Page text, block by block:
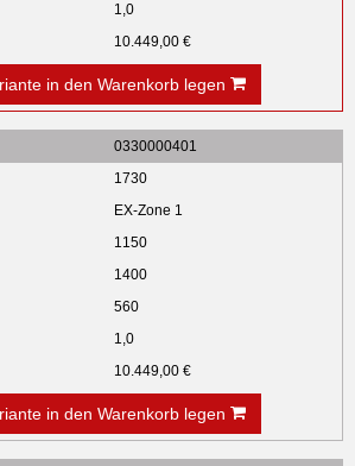
1,0
10.449,00 €
in den Warenkorb legen
0330000401
1730
EX-Zone 1
1150
1400
560
1,0
10.449,00 €
in den Warenkorb legen